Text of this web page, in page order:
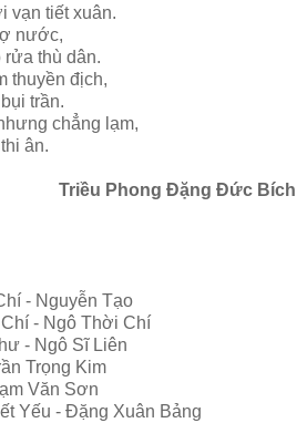
vạn tiết xuân.
nước,
thù dân.
thuyền địch,
trần.
chẳng lạm,
ân.
Triều Phong Đặng Đức Bích
- Nguyễn Tạo
- Ngô Thời Chí
- Ngô Sĩ Liên
Trọng Kim
Văn Sơn
Yếu - Đặng Xuân Bảng